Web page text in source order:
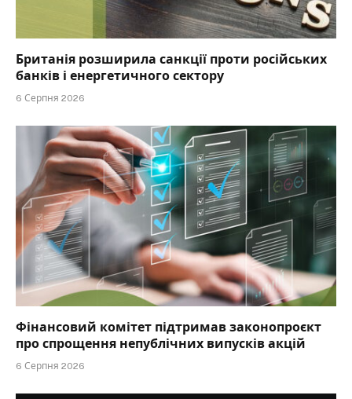
Британія розширила санкції проти російських
банків і енергетичного сектору
6 Серпня 2026
Фінансовий комітет підтримав законопроєкт
про спрощення непублічних випусків акцій
6 Серпня 2026